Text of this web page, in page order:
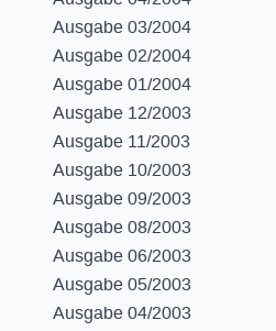
Ausgabe 03/2004
Ausgabe 02/2004
Ausgabe 01/2004
Ausgabe 12/2003
Ausgabe 11/2003
Ausgabe 10/2003
Ausgabe 09/2003
Ausgabe 08/2003
Ausgabe 06/2003
Ausgabe 05/2003
Ausgabe 04/2003